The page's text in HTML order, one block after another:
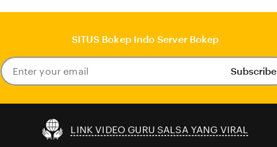
SITUS Bokep Indo Server Bokep
Enter
your
Subscribe
LINK VIDEO GURU SALSA YANG VIRAL